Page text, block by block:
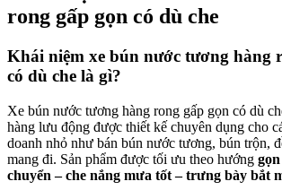
rong gấp gọn có dù che
Khái niệm xe bún nước tương hàng
có dù che là gì?
Xe bún nước tương hàng rong gấp gọn có dù
hàng lưu động được thiết kế chuyên dụng cho
doanh nhỏ như bán bún nước tương, bún trộn,
mang đi. Sản phẩm được tối ưu theo hướng
chuyển – che nắng mưa tốt – trưng bày bắt